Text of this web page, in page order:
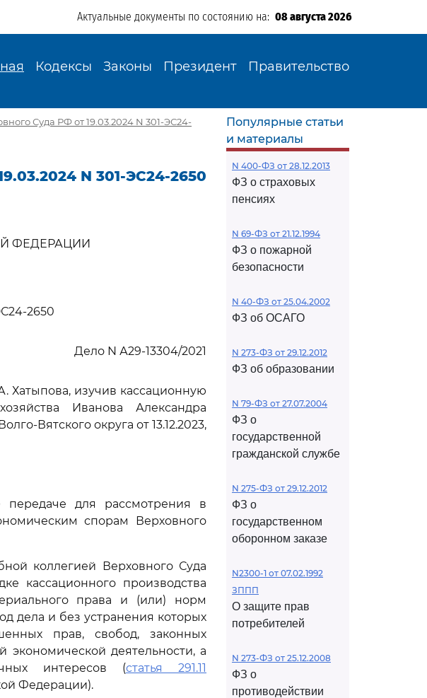
Актуальные документы по состоянию на: 08 августа 2026
Кодексы Законы Президент Правительство
Суда РФ от 19.03.2024 N 301-ЭС24-
N 301-ЭС24-2650
ФЕДЕРАЦИИ
2650
Дело N А29-13304/2021
Хатыпова, изучив кассационную
Иванова Александра
Вятского округа от 13.12.2023,
для рассмотрения в
спорам Верховного
коллегией Верховного Суда
кассационного производства
права и (или) норм
дела и без устранения которых
прав, свобод, законных
деятельности, а
интересов (статья 291.11
Федерации).
Популярные статьи
и материалы
N 400-ФЗ от 28.12.2013
ФЗ о страховых
пенсиях
N 69-ФЗ от 21.12.1994
ФЗ о пожарной
безопасности
N 40-ФЗ от 25.04.2002
ФЗ об ОСАГО
N 273-ФЗ от 29.12.2012
ФЗ об образовании
N 79-ФЗ от 27.07.2004
ФЗ о
государственной
гражданской службе
N 275-ФЗ от 29.12.2012
ФЗ о
государственном
оборонном заказе
N2300-1 от 07.02.1992
ЗППП
О защите прав
потребителей
N 273-ФЗ от 25.12.2008
ФЗ о
противодействии